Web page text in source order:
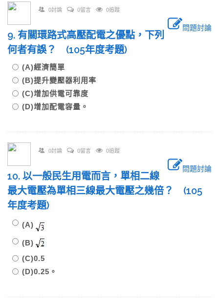
0討論 0留言 0追蹤
問題討論
9. 有關環路式高壓配電之優點，下列
何者有誤？ (105年度考題)
(A)經濟簡單
(B)提升變壓器利用率
(C)增加供電可靠度
(D)增加配電容量。
0討論 0留言 0追蹤
問題討論
10. 以一般民生用電而言，單相二線
最大電壓為單相三線最大電壓之幾倍？ (105
年度考題)
(A)
(B)
(C)0.5
(D)0.25。